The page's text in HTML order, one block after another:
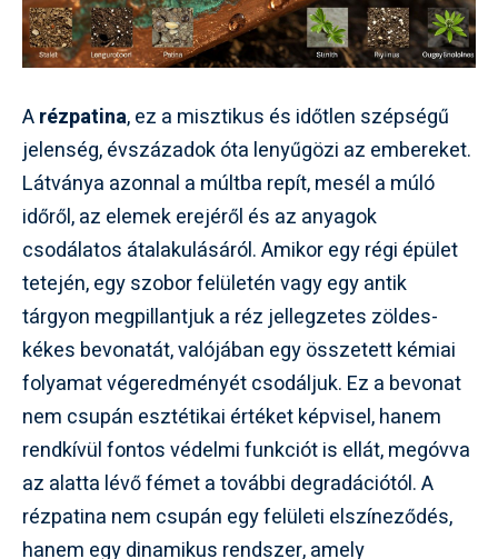
Arézpatina, ez a misztikus és időtlen szépségű
jelenség, évszázadok óta lenyűgözi az embereket.
Látványa azonnal a múltba repít, mesél a múló
időről, az elemek erejéről és az anyagok
csodálatos átalakulásáról. Amikor egy régi épület
tetején, egy szobor felületén vagy egy antik
tárgyon megpillantjuk a réz jellegzetes zöldes-
kékes bevonatát, valójában egy összetett kémiai
folyamat végeredményét csodáljuk. Ez a bevonat
nem csupán esztétikai értéket képvisel, hanem
rendkívül fontos védelmi funkciót is ellát, megóvva
az alatta lévő fémet a további degradációtól. A
rézpatina nem csupán egy felületi elszíneződés,
hanem egy dinamikus rendszer, amely